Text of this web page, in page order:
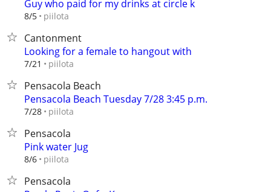
Guy who paid for my drinks at circle k
8/5 piilota
Cantonment
Looking for a female to hangout with
7/21 piilota
Pensacola Beach
Pensacola Beach Tuesday 7/28 3:45 p.m.
7/28 piilota
Pensacola
Pink water Jug
8/6 piilota
Pensacola